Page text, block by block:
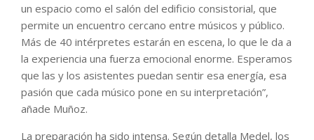
un espacio como el salón del edificio consistorial, que
permite un encuentro cercano entre músicos y público.
Más de 40 intérpretes estarán en escena, lo que le da a
la experiencia una fuerza emocional enorme. Esperamos
que las y los asistentes puedan sentir esa energía, esa
pasión que cada músico pone en su interpretación”,
añade Muñoz.
La preparación ha sido intensa. Según detalla Medel, los